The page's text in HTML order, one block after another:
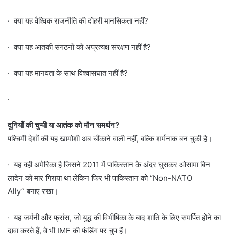
· क्या यह वैश्विक राजनीति की दोहरी मानसिकता नहीं?
· क्या यह आतंकी संगठनों को अप्रत्यक्ष संरक्षण नहीं है?
· क्या यह मानवता के साथ विश्वासघात नहीं है?
·
दुनियाँ की चुप्पी या आतंक को मौन समर्थन?
पश्चिमी देशों की यह खामोशी अब चौंकाने वाली नहीं, बल्कि शर्मनाक बन चुकी है।
· यह वही अमेरिका है जिसने 2011 में पाकिस्तान के अंदर घुसकर ओसामा बिन
लादेन को मार गिराया था लेकिन फिर भी पाकिस्तान को “Non-NATO
Ally” बनाए रखा।
· यह जर्मनी और फ्रांस, जो युद्ध की विभीषिका के बाद शांति के लिए समर्पित होने का
दावा करते हैं, वे भी IMF की फंडिंग पर चुप हैं।